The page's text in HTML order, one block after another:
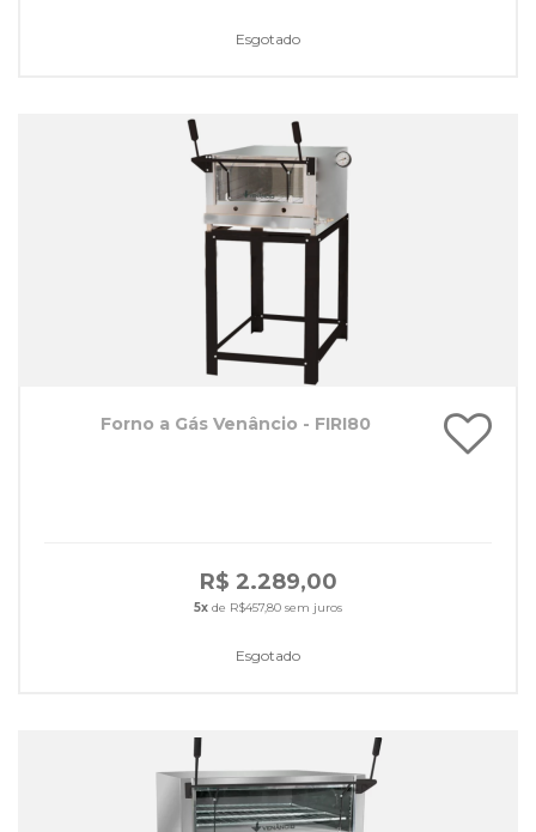
Esgotado
Forno a Gás Venâncio - FIRI80
R$ 2.289,00
5x de R$457,80 sem juros
Esgotado